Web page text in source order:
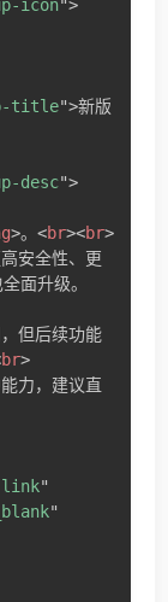
icon">
title">新版
desc">
>。 <br><br>
面升级。
br>
link"
_blank"